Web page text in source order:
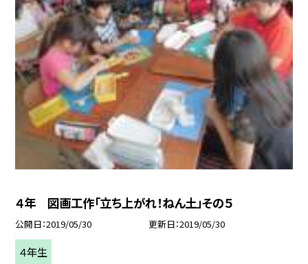
４年 図画工作「立ち上がれ！ねん土」その５
公開日 2019/05/30 更新日 2019/05/30
４年生